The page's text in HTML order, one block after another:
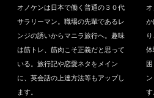
オノケンは日本で働く普通の３０代
サラリーマン。職場の先輩であるレ
ンジの誘いからマニラ旅行へ。趣味
は筋トレ、筋肉こそ正義だと思って
いる。旅行記や恋愛ネタをメイン
に、英会話の上達方法等もアップし
ます。
す